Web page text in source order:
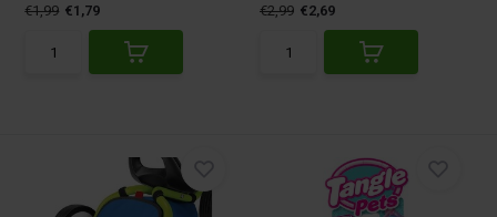
€1,99 €1,79
€2,99 €2,69